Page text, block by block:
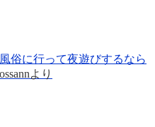
俗に行って夜遊びするなら
ossannより